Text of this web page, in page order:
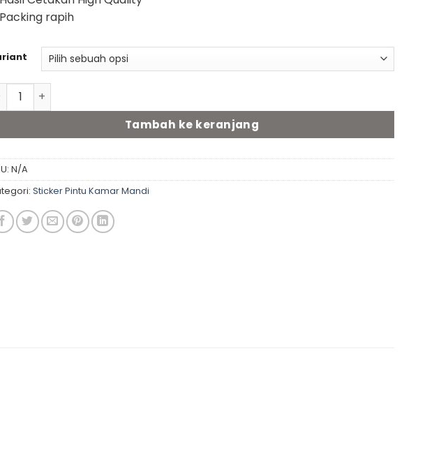
rapih
Stiker pintu kamar mandi A (62cm x 192cm) - pets
Tambah ke keranjang
N/A
Sticker Pintu Kamar Mandi